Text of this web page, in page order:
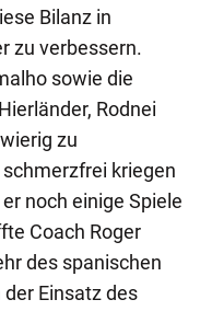
Bilanz in
zu verbessern.
sowie die
Rodnei
zu
kriegen
noch einige Spiele
Coach Roger
des spanischen
Einsatz des